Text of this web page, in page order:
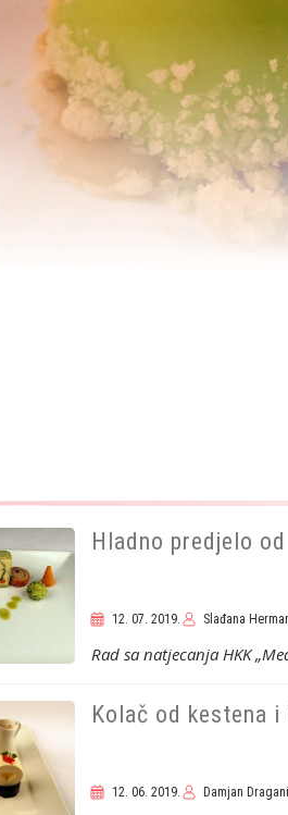
Hladno predjelo
12. 07. 2019. Slađana
Rad sa natjecanja HKK
Kolač od kestena i
12. 06. 2019. Damjan